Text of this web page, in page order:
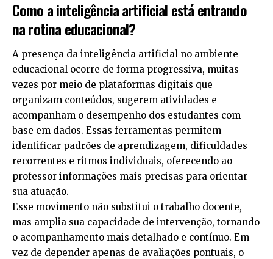
Como a inteligência artificial está entrando
na rotina educacional?
A presença da inteligência artificial no ambiente
educacional ocorre de forma progressiva, muitas
vezes por meio de plataformas digitais que
organizam conteúdos, sugerem atividades e
acompanham o desempenho dos estudantes com
base em dados. Essas ferramentas permitem
identificar padrões de aprendizagem, dificuldades
recorrentes e ritmos individuais, oferecendo ao
professor informações mais precisas para orientar
sua atuação.
Esse movimento não substitui o trabalho docente,
mas amplia sua capacidade de intervenção, tornando
o acompanhamento mais detalhado e contínuo. Em
vez de depender apenas de avaliações pontuais, o